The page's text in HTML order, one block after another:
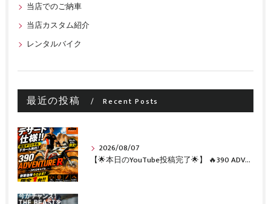
当店でのご納車
当店カスタム紹介
レンタルバイク
最近の投稿 Recent Posts
2026/08/07
【🌟本日のYouTube投稿完了🌟】 🔥390 ADVENTURE R × KTM山形 オリジナルデカール仕様誕生🔥